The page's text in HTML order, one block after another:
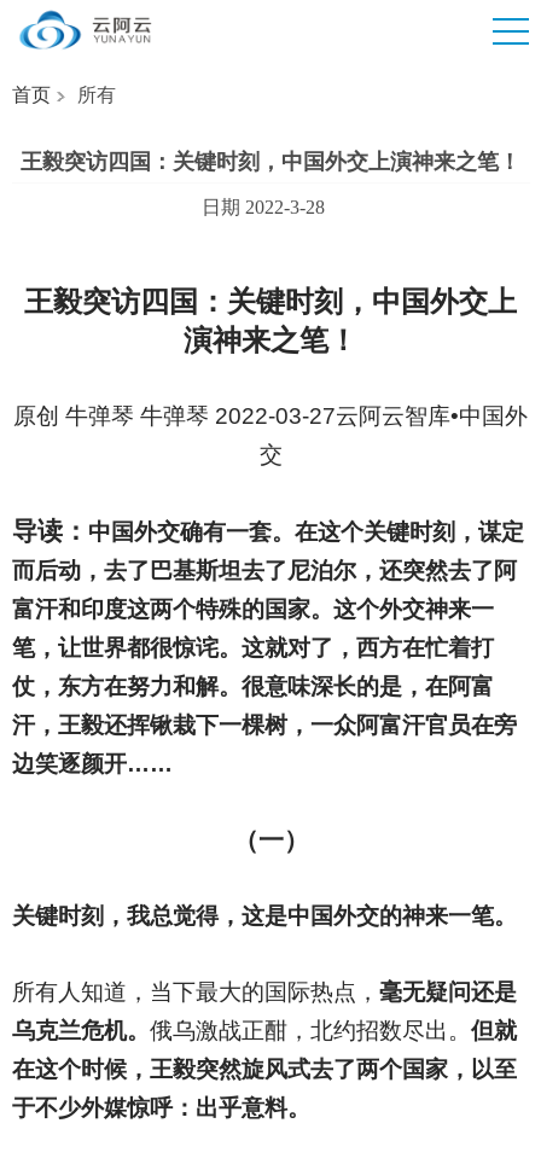
首页 所有
王毅突访四国：关键时刻，中国外交上演神来之笔！
日期 2022-3-28
王毅突访四国：关键时刻，中国外交上
演神来之笔！
原创 牛弹琴 牛弹琴 2022-03-27云阿云智库•中国外
交
导读： 中国外交确有一套。在这个关键时刻，谋定
而后动，去了巴基斯坦去了尼泊尔，还突然去了 阿
富汗和印度这两个特殊的国家。这个外交神来一
笔，让世界都很惊诧。这就对了，西方在忙着打
仗，东方在努力和解。很意味深长的是，在阿富
汗，王毅还挥锹栽下一棵树，一众阿富汗官员在旁
边笑逐颜开……
（一）
关键时刻，我总觉得，这是中国外交的神来一笔。
所有人知道，当下最大的国际热点， 毫无疑问还是
乌克兰危机。 俄乌激战正酣，北约招数尽出。 但就
在这个时候，王毅突然旋风式去了两个国家，以至
于不少外媒惊呼：出乎意料。